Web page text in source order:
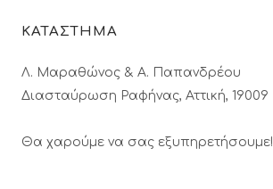
ΚΑΤΑΣΤΗΜΑ
Λ. Μαραθώνος & A. Παπανδρέου
Διασταύρωση Ραφήνας, Αττική, 19009
Θα χαρούμε να σας εξυπηρετήσουμε!